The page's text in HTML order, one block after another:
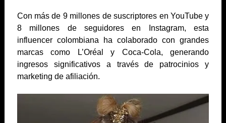
Con más de 9 millones de suscriptores en YouTube y
8 millones de seguidores en Instagram, esta
influencer colombiana ha colaborado con grandes
marcas como L’Oréal y Coca-Cola, generando
ingresos significativos a través de patrocinios y
marketing de afiliación.